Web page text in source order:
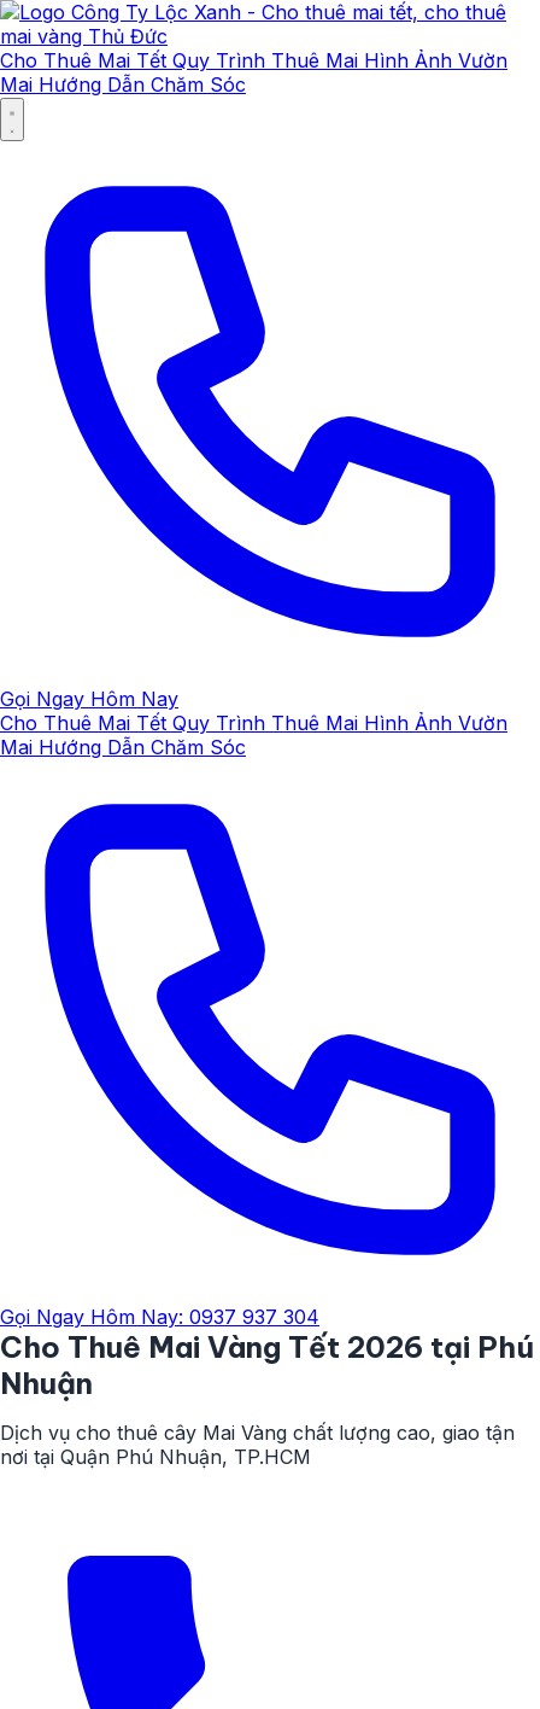
Cho Thuê Mai Tết Quy Trình Thuê Mai Hình Ảnh Vườn
Mai Hướng Dẫn Chăm Sóc
Gọi Ngay Hôm Nay
Cho Thuê Mai Tết Quy Trình Thuê Mai Hình Ảnh Vườn
Mai Hướng Dẫn Chăm Sóc
Gọi Ngay Hôm Nay: 0937 937 304
Cho Thuê Mai Vàng Tết 2026 tại Phú
Nhuận
Dịch vụ cho thuê cây Mai Vàng chất lượng cao, giao tận
nơi tại Quận Phú Nhuận, TP.HCM